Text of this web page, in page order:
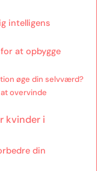
intelligens
at opbygge
øge din selvværd?
overvinde
kvinder i
din